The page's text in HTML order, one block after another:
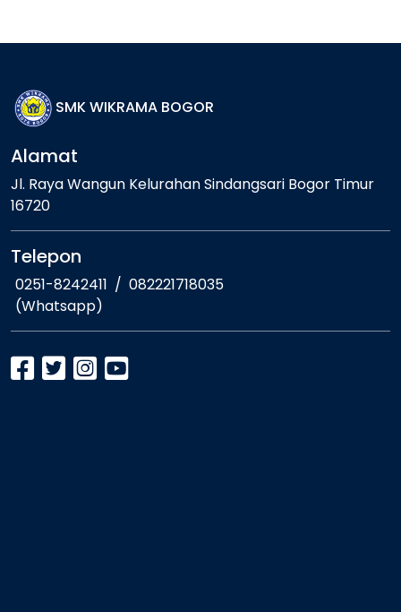
SMK WIKRAMA BOGOR
Alamat
Jl. Raya Wangun Kelurahan Sindangsari Bogor Timur
16720
Telepon
0251-8242411 / 082221718035
(Whatsapp)